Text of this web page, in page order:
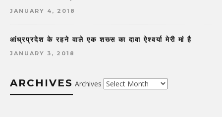
JANUARY 4, 2018
आंध्रप्रदेश के रहने वाले एक शख्स का दावा ऐश्वर्या मेरी मां है
JANUARY 3, 2018
ARCHIVES Archives